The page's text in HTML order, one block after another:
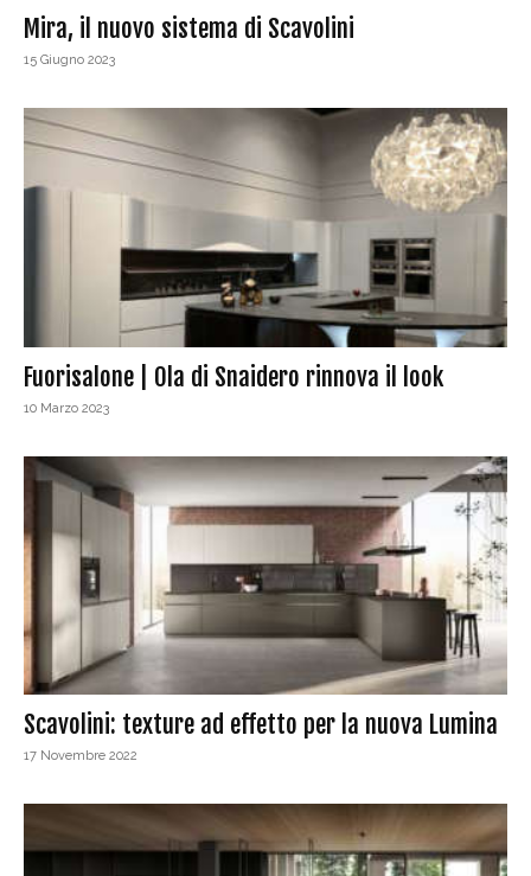
Mira, il nuovo sistema di Scavolini
15 Giugno 2023
Fuorisalone | Ola di Snaidero rinnova il look
10 Marzo 2023
Scavolini: texture ad effetto per la nuova Lumina
17 Novembre 2022